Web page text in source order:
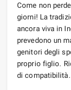
Come non
giorni! La
ancora viva in
prevedono un
genitori degli
proprio figlio.
di